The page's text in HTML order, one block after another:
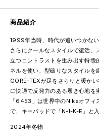
商品紹介
1999年当時、時代が追いつかな
さらにクールなスタイルで復活
立つコントラストを生み出す特
ネルを使い、型破りなスタイルを
GORE-TEXが足をさらりと暖か
に快適で反発力のある履き心地
「6453」は世界中のNikeオフィ
で、キーパッドで「N-I-K-E」と
2024年冬物